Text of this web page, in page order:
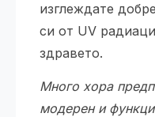
изглеждате
си от UV
здравето.
Много хора
модерен и